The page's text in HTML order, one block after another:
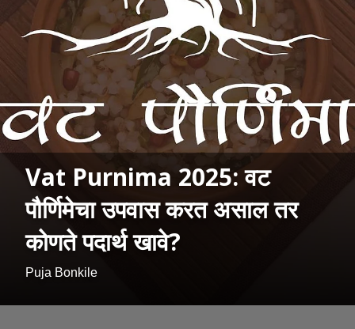
Vat Purnima 2025: वट
पौर्णिमेचा उपवास करत असाल तर
कोणते पदार्थ खावे?
Puja Bonkile